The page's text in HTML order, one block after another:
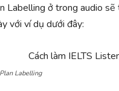
Labelling ở trong audio
với ví dụ dưới đây:
Labelling